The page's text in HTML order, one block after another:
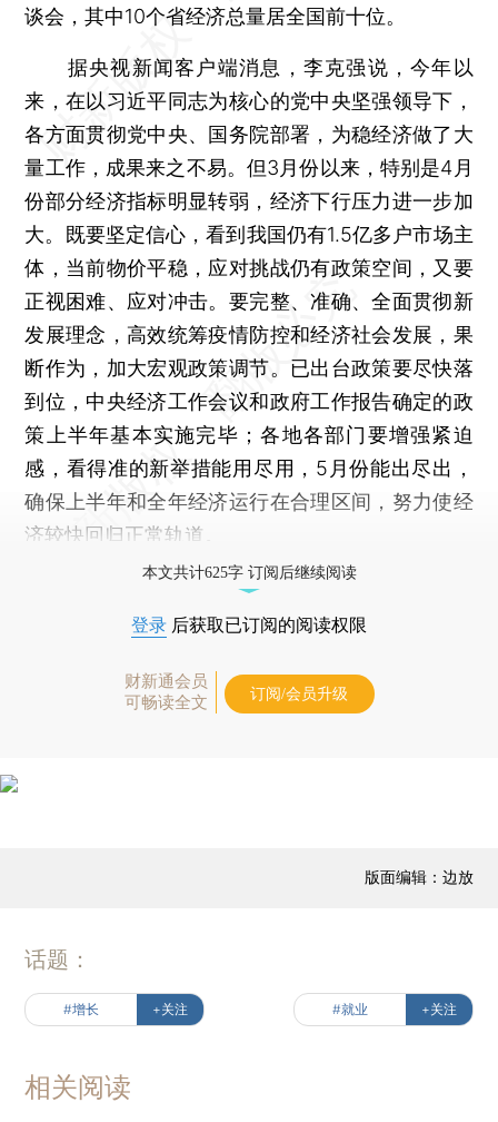
谈会，其中10个省经济总量居全国前十位。
据央视新闻客户端消息，李克强说，今年以
来，在以习近平同志为核心的党中央坚强领导下，
各方面贯彻党中央、国务院部署，为稳经济做了大
量工作，成果来之不易。但3月份以来，特别是4月
份部分经济指标明显转弱，经济下行压力进一步加
大。既要坚定信心，看到我国仍有1.5亿多户市场主
体，当前物价平稳，应对挑战仍有政策空间，又要
正视困难、应对冲击。要完整、准确、全面贯彻新
发展理念，高效统筹疫情防控和经济社会发展，果
断作为，加大宏观政策调节。已出台政策要尽快落
到位，中央经济工作会议和政府工作报告确定的政
策上半年基本实施完毕；各地各部门要增强紧迫
感，看得准的新举措能用尽用，5月份能出尽出，
确保上半年和全年经济运行在合理区间，努力使经
济较快回归正常轨道。
本文共计625字 订阅后继续阅读
登录 后获取已订阅的阅读权限
财新通会员
可畅读全文
订阅/会员升级
版面编辑：边放
话题：
#增长 +关注 #就业 +关注
相关阅读